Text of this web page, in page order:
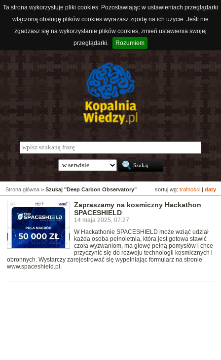
Ta strona wykorzystuje pliki cookies. Pozostawiając w ustawieniach przeglądarki
włączoną obsługę plików cookies wyrażasz zgodę na ich użycie. Jeśli nie
zgadzasz się na wykorzystanie plików cookies, zmień ustawienia swojej
przeglądarki.
Rozumiem
sortuj wg: trafności daty
Strona główna > Szukaj "Deep Carbon Observatory"
Zapraszamy na kosmiczny Hackathon
SPACESHIELD
14 maja 2025, 07:27
W Hackathonie SPACESHIELD może wziąć udział
każda osoba pełnoletnia, która jest gotowa stawić
czoła wyzwaniom, ma głowę pełną pomysłów i chce
przyczynić się do rozwoju technologii kosmicznych i
obronnych. Wystarczy zarejestrować się wypełniając formularz na stronie
www.spaceshield.pl.